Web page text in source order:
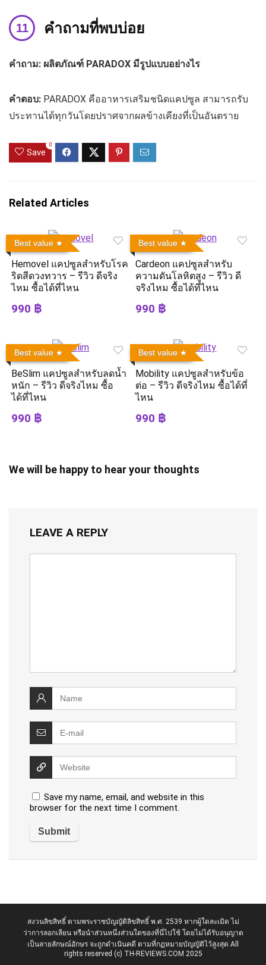
คำถามที่พบบ่อย
คำถาม: ผลิตภัณฑ์ PARADOX มีรูปแบบอย่างไร
คำตอบ: PARADOX คืออาหารเสริมชนิดแคปซูล สามารถรับ
ประทานได้ทุกวันโดยปราศจากผลข้างเคียงที่เป็นอันตราย
Save
0
Related Articles
Best value
Hemovel แคปซูลสำหรับโรค
ริดสีดวงทวาร – รีวิว ดีจริง
ไหม ซื้อได้ที่ไหน
990 ฿
Best value
Cardeon แคปซูลสำหรับ
ความดันโลหิตสูง – รีวิว ดี
จริงไหม ซื้อได้ที่ไหน
990 ฿
Best value
BeSlim แคปซูลสำหรับลดน้ำ
หนัก – รีวิว ดีจริงไหม ซื้อ
ได้ที่ไหน
990 ฿
Best value
Mobility แคปซูลสำหรับข้อ
ต่อ – รีวิว ดีจริงไหม ซื้อได้ที่
ไหน
990 ฿
We will be happy to hear your thoughts
LEAVE A REPLY
Save my name, email, and website in this
browser for the next time I comment.
สงวนลิขสิทธิ์ ตามพระราชบัญญัติลิขสิทธิ์ พ.ศ. 2539 หากผู้ใดละเมิด ไม่
ว่าการลอกเลียน หรือนำส่วนหนึ่งส่วนใดของที่นี่ไปใช้ โดยไม่ได้รับอนุญาต
เป็นลายลักษณ์อักษร จะถูกดำเนินคดี ตามที่กฏหมายบัญญัติไว้สูงสุด All
rights reserved (c) TH-REVIEWS.COM 2025